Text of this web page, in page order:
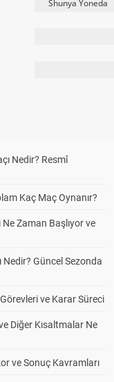
Shunya Yoneda
Nedir? Resmî
Kaç Maç Oynanır?
Zaman Başlıyor ve
Nedir? Güncel Sezonda
Görevleri ve Karar Süreci
Diğer Kısaltmalar Ne
ve Sonuç Kavramları